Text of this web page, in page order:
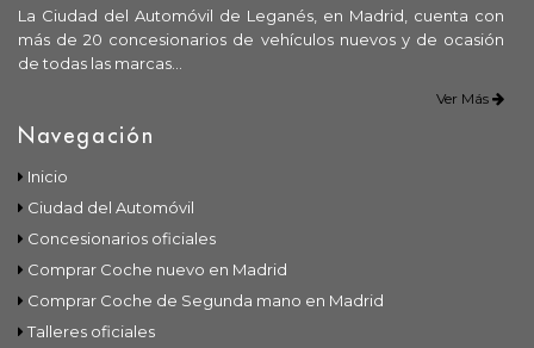
La Ciudad del Automóvil de Leganés, en Madrid, cuenta con
más de 20 concesionarios de vehículos nuevos y de ocasión
de todas las marcas...
Ver Más
Navegación
Inicio
Ciudad del Automóvil
Concesionarios oficiales
Comprar Coche nuevo en Madrid
Comprar Coche de Segunda mano en Madrid
Talleres oficiales